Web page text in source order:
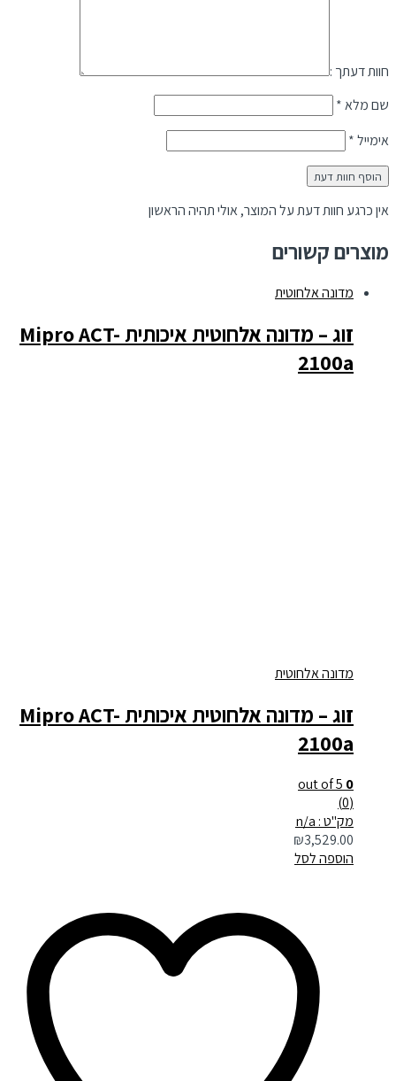
חוות דעתך :
שם מלא*
אימייל*
אין כרגע חוות דעת על המוצר, אולי תהיה הראשון
מוצרים קשורים
מדונה אלחוטית
זוג – מדונה אלחוטית איכותית Mipro ACT-
2100a
מדונה אלחוטית
זוג – מדונה אלחוטית איכותית Mipro ACT-
2100a
0
out of 5
מק"ט : n/a
₪3,529.00
הוספה לסל